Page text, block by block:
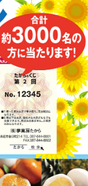
採用情報
Twitter